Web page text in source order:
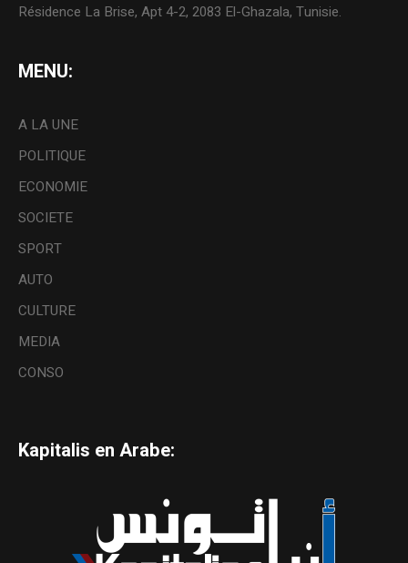
Résidence La Brise, Apt 4-2, 2083 El-Ghazala, Tunisie.
MENU:
A LA UNE
POLITIQUE
ECONOMIE
SOCIETE
SPORT
AUTO
CULTURE
MEDIA
CONSO
Kapitalis en Arabe: